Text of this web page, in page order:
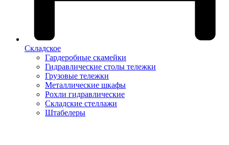
Складское
Гардеробные скамейки
Гидравлические столы тележки
Грузовые тележки
Металлические шкафы
Рохли гидравлические
Складские стеллажи
Штабелеры